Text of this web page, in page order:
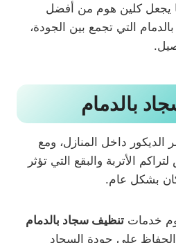
يجعل كلين هوم من أفضل
التي تجمع بين الجودة،
بالدمام
داخل المنازل، ومع
الأتربة والبقع التي تؤثر
بشكل عام.
خدمات تنظيف سجاد بالدمام
على جودة السجاد